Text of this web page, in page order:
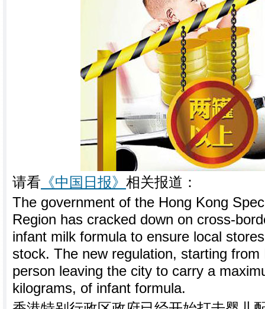
请看 《中国日报》 相关报道：
The government of the Hong Kong
Region has cracked down on cross-
infant milk formula to ensure local
stock. The new regulation, starting
person leaving the city to carry a
kilograms, of infant formula.